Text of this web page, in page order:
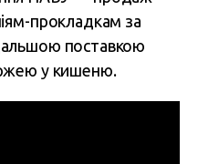
прокладкам за
поставкою
у кишеню.